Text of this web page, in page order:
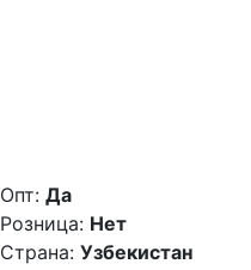
Опт: Да
Розница: Нет
Страна: Узбекистан